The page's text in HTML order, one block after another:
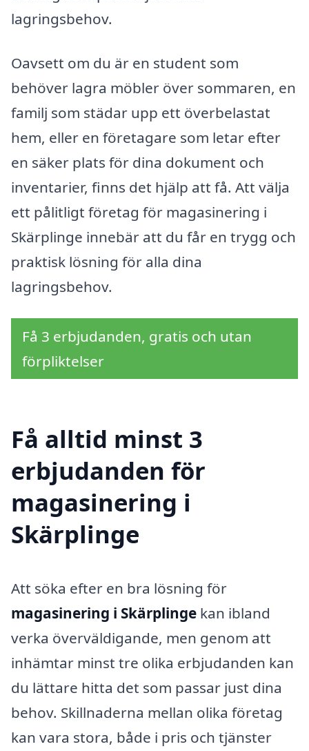
lagringsbehov.
Oavsett om du är en student som
behöver lagra möbler över sommaren, en
familj som städar upp ett överbelastat
hem, eller en företagare som letar efter
en säker plats för dina dokument och
inventarier, finns det hjälp att få. Att välja
ett pålitligt företag för magasinering i
Skärplinge innebär att du får en trygg och
praktisk lösning för alla dina
lagringsbehov.
Få 3 erbjudanden, gratis och utan
förpliktelser
Få alltid minst 3
erbjudanden för
magasinering i
Skärplinge
Att söka efter en bra lösning för
magasinering i Skärplinge kan ibland
verka överväldigande, men genom att
inhämtar minst tre olika erbjudanden kan
du lättare hitta det som passar just dina
behov. Skillnaderna mellan olika företag
kan vara stora, både i pris och tjänster